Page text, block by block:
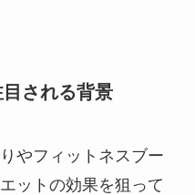
される背景
やフィットネスブー
ットの効果を狙って